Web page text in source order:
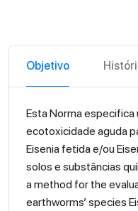
Objetivo
Esta Norma especifica
ecotoxicidade aguda
Eisenia fetida e/ou
solos e substâncias
a method for the
earthworms’ species